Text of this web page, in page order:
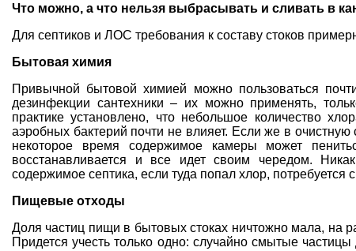
Что можно, а что нельзя выбрасывать и сливать в
Для септиков и ЛОС требования к составу стоков
Бытовая химия
Привычной бытовой химией можно пользоваться
дезинфекции сантехники – их можно применять,
практике установлено, что небольшое количество
аэробных бактерий почти не влияет. Если же в
некоторое время содержимое камеры может
восстанавливается и все идет своим чередом.
содержимое септика, если туда попал хлор, потребуется
Пищевые отходы
Доля частиц пищи в бытовых стоках ничтожно мала, на
Придется учесть только одно: случайно смытые